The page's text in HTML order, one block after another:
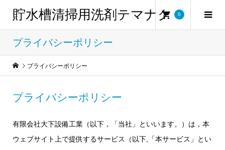
貯水槽清掃用洗剤テマナク 0
プライバシーポリシー
プライバシーポリシー
プライバシーポリシー
有限会社大下設備工業（以下，「当社」といいます。）は，本
ウェブサイト上で提供するサービス（以下,「本サービス」とい